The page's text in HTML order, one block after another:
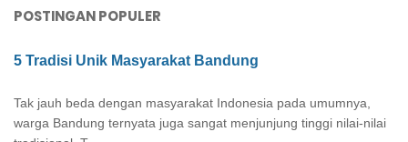
POSTINGAN POPULER
5 Tradisi Unik Masyarakat Bandung
Tak jauh beda dengan masyarakat Indonesia pada umumnya,
warga Bandung ternyata juga sangat menjunjung tinggi nilai-nilai